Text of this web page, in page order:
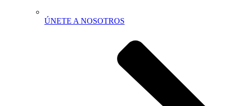
ÚNETE A NOSOTROS